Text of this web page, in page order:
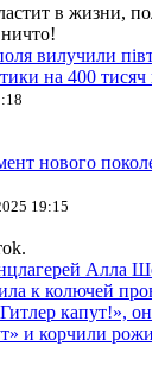
в жизни,
вилучили
на 400 тисяч
нового
19:15
Алла
к колючей
капут!»,
и корчили